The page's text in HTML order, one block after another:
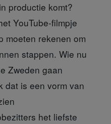
productie komt?
YouTube-filmpje
moeten rekenen om
stappen. Wie nu
Zweden gaan
dat is een vorm van
het liefste